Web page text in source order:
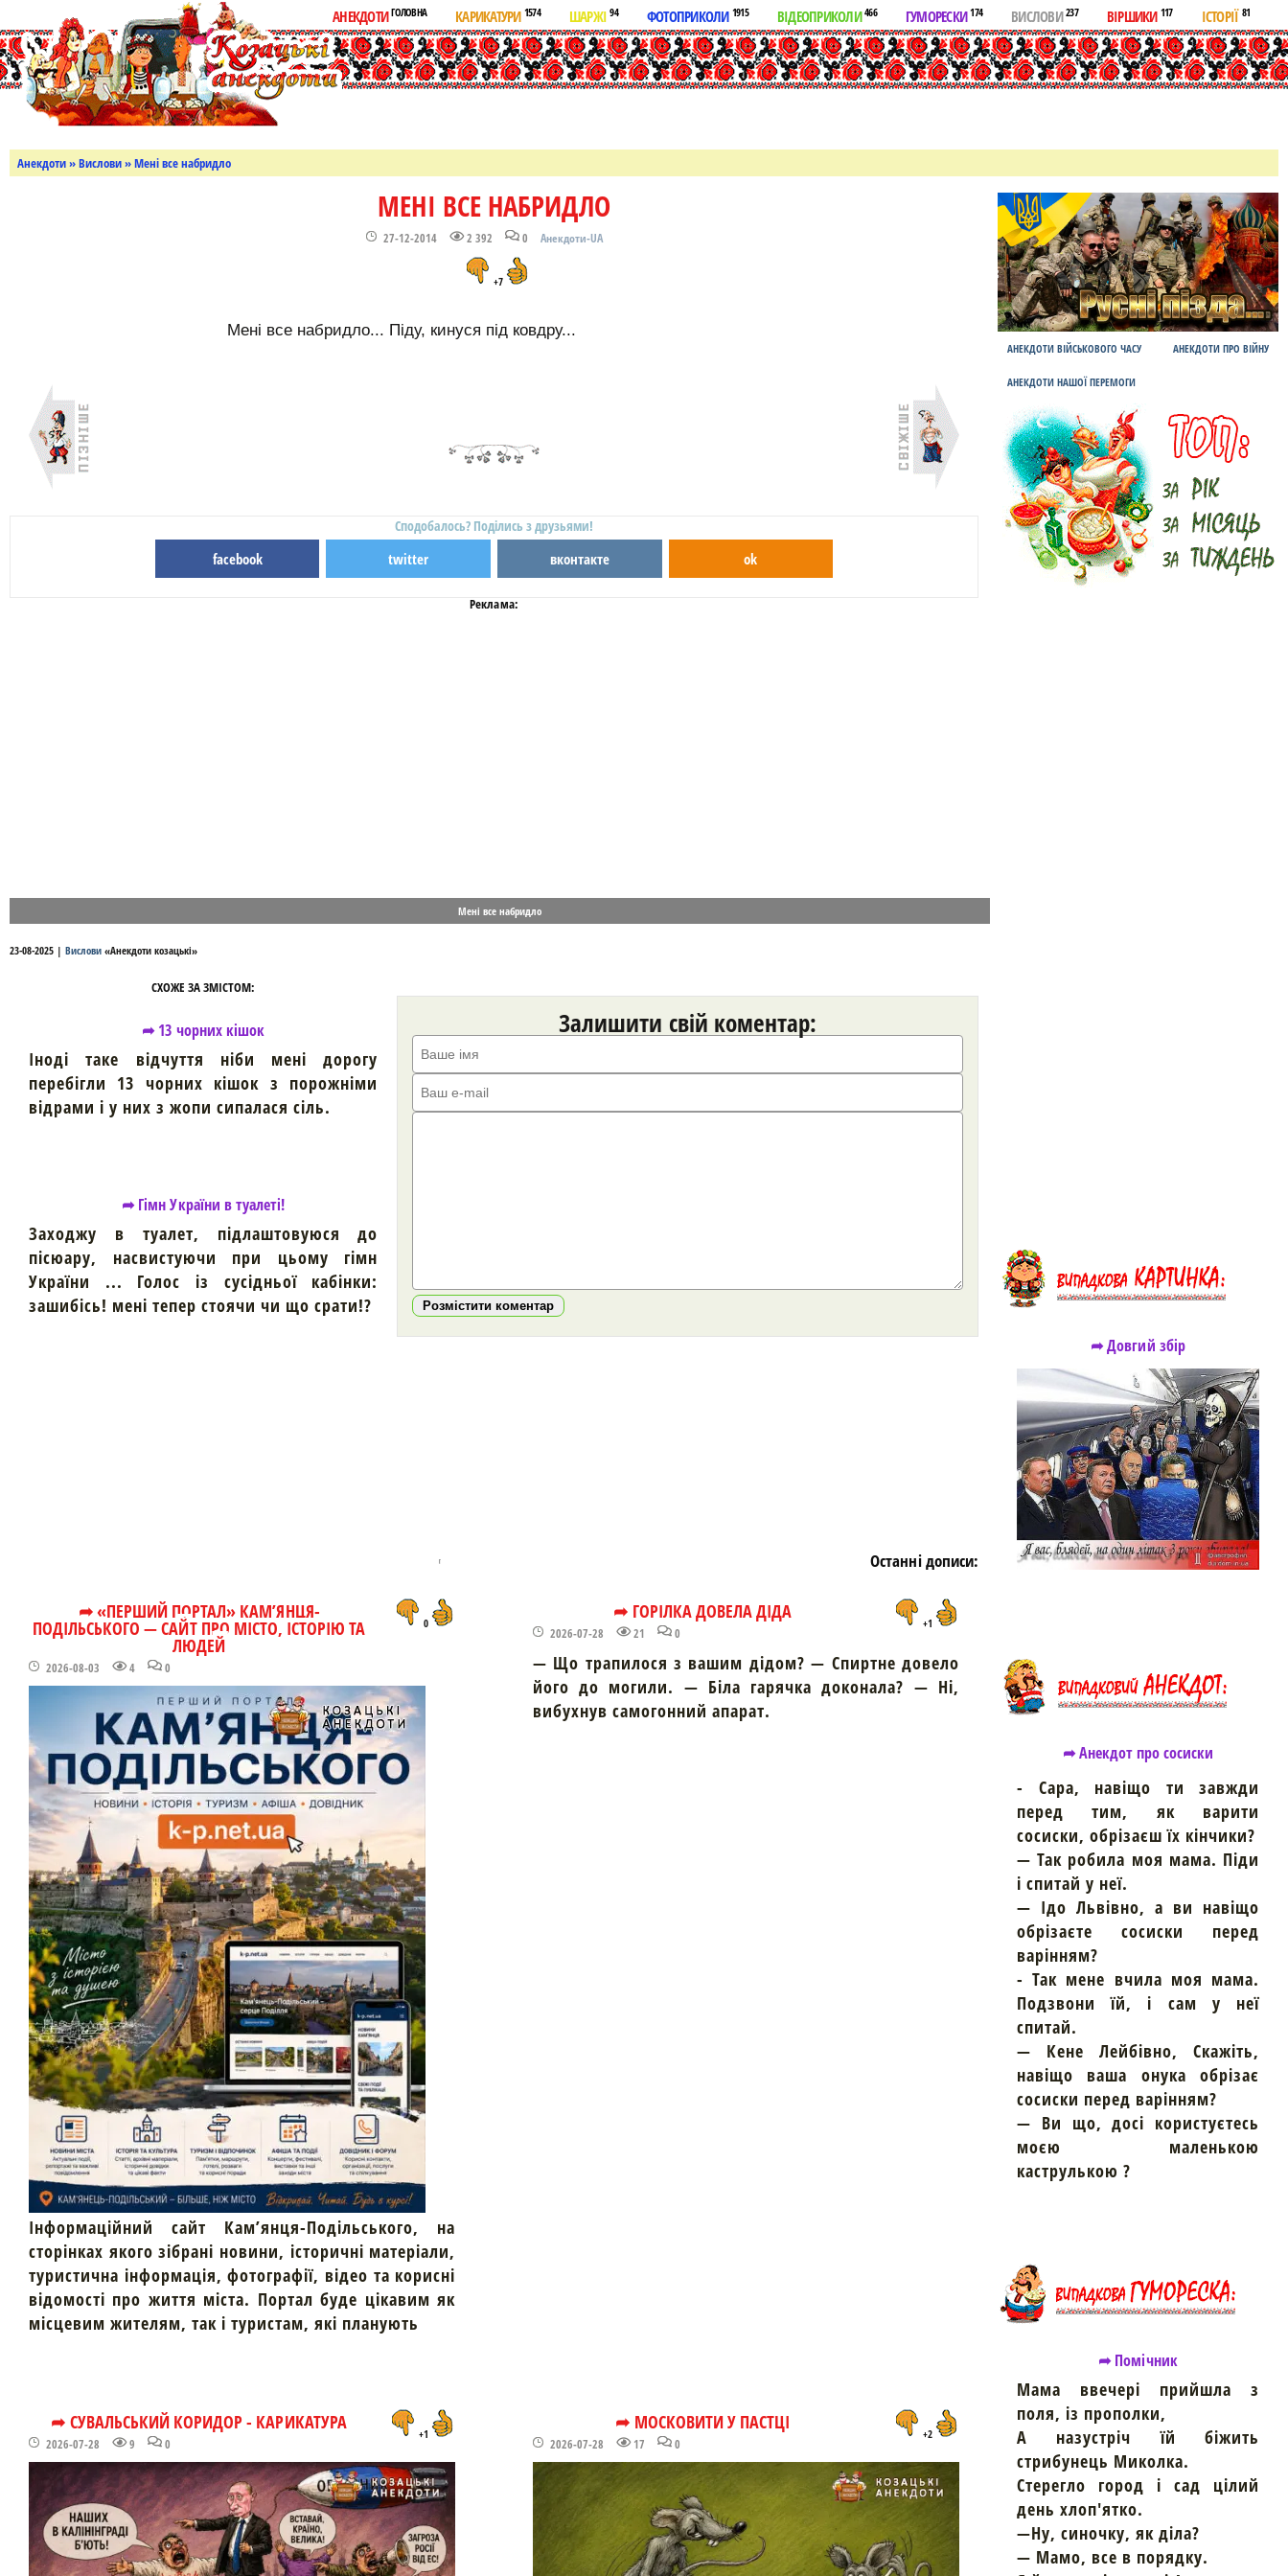
АНЕКДОТИГОЛОВНА КАРИКАТУРИ 1574 ШАРЖІ94 ФОТОПРИКОЛИ 1915 ВІДЕОПРИКОЛИ466 ГУМОРЕСКИ174 ВИСЛОВИ237 ВІРШИКИ 117 ІСТОРІЇ 81
Анекдоти»Вислови» Мені все набридло
МЕНІ ВСЕ НАБРИДЛО
27-12-2014 2 392 0 Анекдоти-UA
+7
Мені все набридло... Піду, кинуся під ковдру...
Сподобалось? Поділись з друзьями!
facebook twitter вконтакте ok
Реклама:
Мені все набридло
23-08-2025 | Вислови «Анекдоти козацькі»
СХОЖЕ ЗА ЗМІСТОМ:
➦ 13 чорних кішок
Іноді таке відчуття ніби мені дорогу
перебігли 13 чорних кішок з порожніми
відрами і у них з жопи сипалася сіль.
➦ Гімн України в туалеті!
Заходжу в туалет, підлаштовуюся до
пісюару, насвистуючи при цьому гімн
України ... Голос із сусідньої кабінки:
зашибісь! мені тепер стоячи чи що срати!?
Залишити свій коментар:
Розмістити коментар
Останні дописи:
➦ «ПЕРШИЙ ПОРТАЛ» КАМ’ЯНЦЯ-
ПОДІЛЬСЬКОГО — САЙТ ПРО МІСТО, ІСТОРІЮ ТА
ЛЮДЕЙ
2026-08-03 4 0
0
Інформаційний сайт Кам’янця-Подільського, на
сторінках якого зібрані новини, історичні матеріали,
туристична інформація, фотографії, відео та корисні
відомості про життя міста. Портал буде цікавим як
місцевим жителям, так і туристам, які планують
➦ ГОРІЛКА ДОВЕЛА ДІДА
2026-07-28 21 0
+1
— Що трапилося з вашим дідом? — Спиртне довело
його до могили. — Біла гарячка доконала? — Ні,
вибухнув самогонний апарат.
➦ СУВАЛЬСЬКИЙ КОРИДОР - КАРИКАТУРА
2026-07-28 9 0
+1
➦ МОСКОВИТИ У ПАСТЦІ
2026-07-28 17 0
+2
АНЕКДОТИ ВІЙСЬКОВОГО ЧАСУ АНЕКДОТИ ПРО ВІЙНУ
АНЕКДОТИ НАШОЇ ПЕРЕМОГИ
➦ Довгий збір
➦ Анекдот про сосиски
- Сара, навіщо ти завжди
перед тим, як варити
сосиски, обрізаєш їх кінчики?
— Так робила моя мама. Піди
і спитай у неї.
— Ідо Львівно, а ви навіщо
обрізаєте сосиски перед
варінням?
- Так мене вчила моя мама.
Подзвони їй, і сам у неї
спитай.
— Кене Лейбівно, Скажіть,
навіщо ваша онука обрізає
сосиски перед варінням?
— Ви що, досі користуєтесь
моєю маленькою
каструлькою ?
➦ Помічник
Мама ввечері прийшла з
поля, із прополки,
А назустріч їй біжить
стрибунець Миколка.
Стерегло город і сад цілий
день хлоп'ятко.
—Ну, синочку, як діла?
— Мамо, все в порядку.